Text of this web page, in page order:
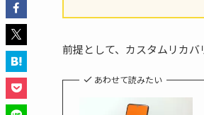
前提として、カスタムリカバ
あわせて読みたい